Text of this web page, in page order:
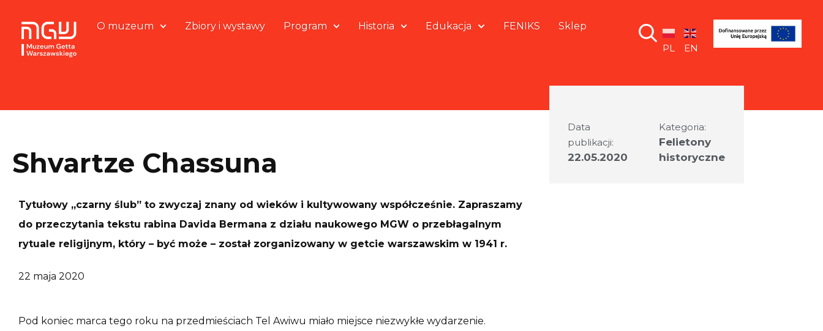
O muzeum Zbiory i wystawy Program Historia Edukacja FENIKS
Sklep
PL
EN
Shvartze Chassuna
Tytułowy „czarny ślub” to zwyczaj znany od wieków i kultywowany współcześnie. Zapraszamy
do przeczytania tekstu rabina Davida Bermana z działu naukowego MGW o przebłagalnym
rytuale religijnym, który – być może – został zorganizowany w getcie warszawskim w 1941 r.
22 maja 2020
Pod koniec marca tego roku na przedmieściach Tel Awiwu miało miejsce niezwykłe wydarzenie.
Data
publikacji:
22.05.2020
Kategoria:
Felietony
historyczne